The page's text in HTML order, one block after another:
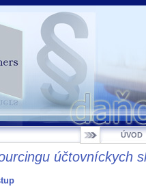
ÚVOD
účtovníckych